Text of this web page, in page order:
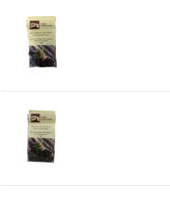
prodotti
raggruppati